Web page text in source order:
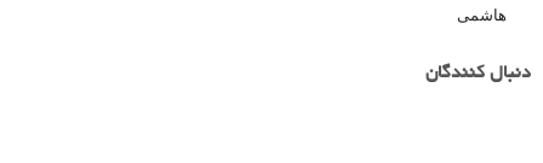
هاشمی
دنبال کنندگان